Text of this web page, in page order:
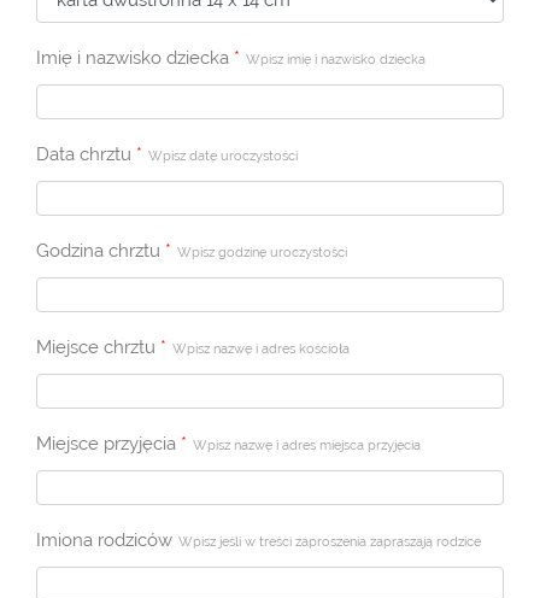
Imię i nazwisko dziecka * Wpisz imię i nazwisko dziecka
Data chrztu * Wpisz datę uroczystości
Godzina chrztu * Wpisz godzinę uroczystości
Miejsce chrztu * Wpisz nazwę i adres kościoła
Miejsce przyjęcia * Wpisz nazwę i adres miejsca przyjęcia
Imiona rodziców Wpisz jeśli w treści zaproszenia zapraszają rodzice